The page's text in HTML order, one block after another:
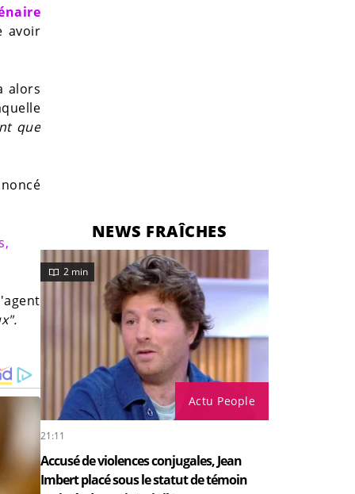
avoir
alors
que
NEWS FRAÎCHES
Actu People
2 min
21:11
Accusé de violences conjugales, Jean
Imbert placé sous le statut de témoin